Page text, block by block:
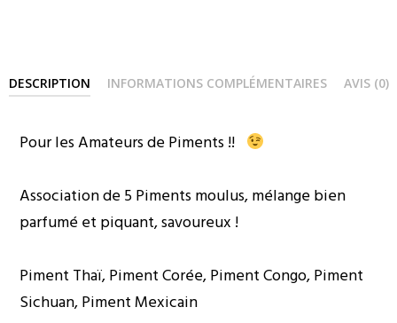
DESCRIPTION INFORMATIONS COMPLÉMENTAIRES AVIS (0)
Pour les Amateurs de Piments !!
Association de 5 Piments moulus, mélange bien
parfumé et piquant, savoureux !
Piment Thaï, Piment Corée, Piment Congo, Piment
Sichuan, Piment Mexicain